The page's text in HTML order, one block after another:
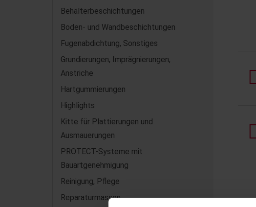
Behälterbeschichtungen
Boden- und Wandbeschichtungen
Fugenabdichtung, Sonstiges
Grundierungen, Imprägnierungen,
Anstriche
Hartgummierungen
Highlights
Kitte für Plattierungen und
Ausmauerungen
PROTECT-Systeme mit
Bauartgenehmigung
Reinigung, Pflege
Reparaturmassen